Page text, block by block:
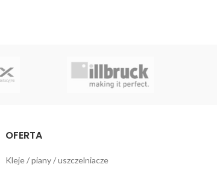
OFERTA
Kleje / piany / uszczelniacze